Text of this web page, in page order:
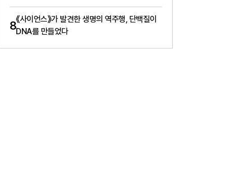
8《사이언스》가 발견한 생명의 역주행, 단백질이
DNA를 만들었다